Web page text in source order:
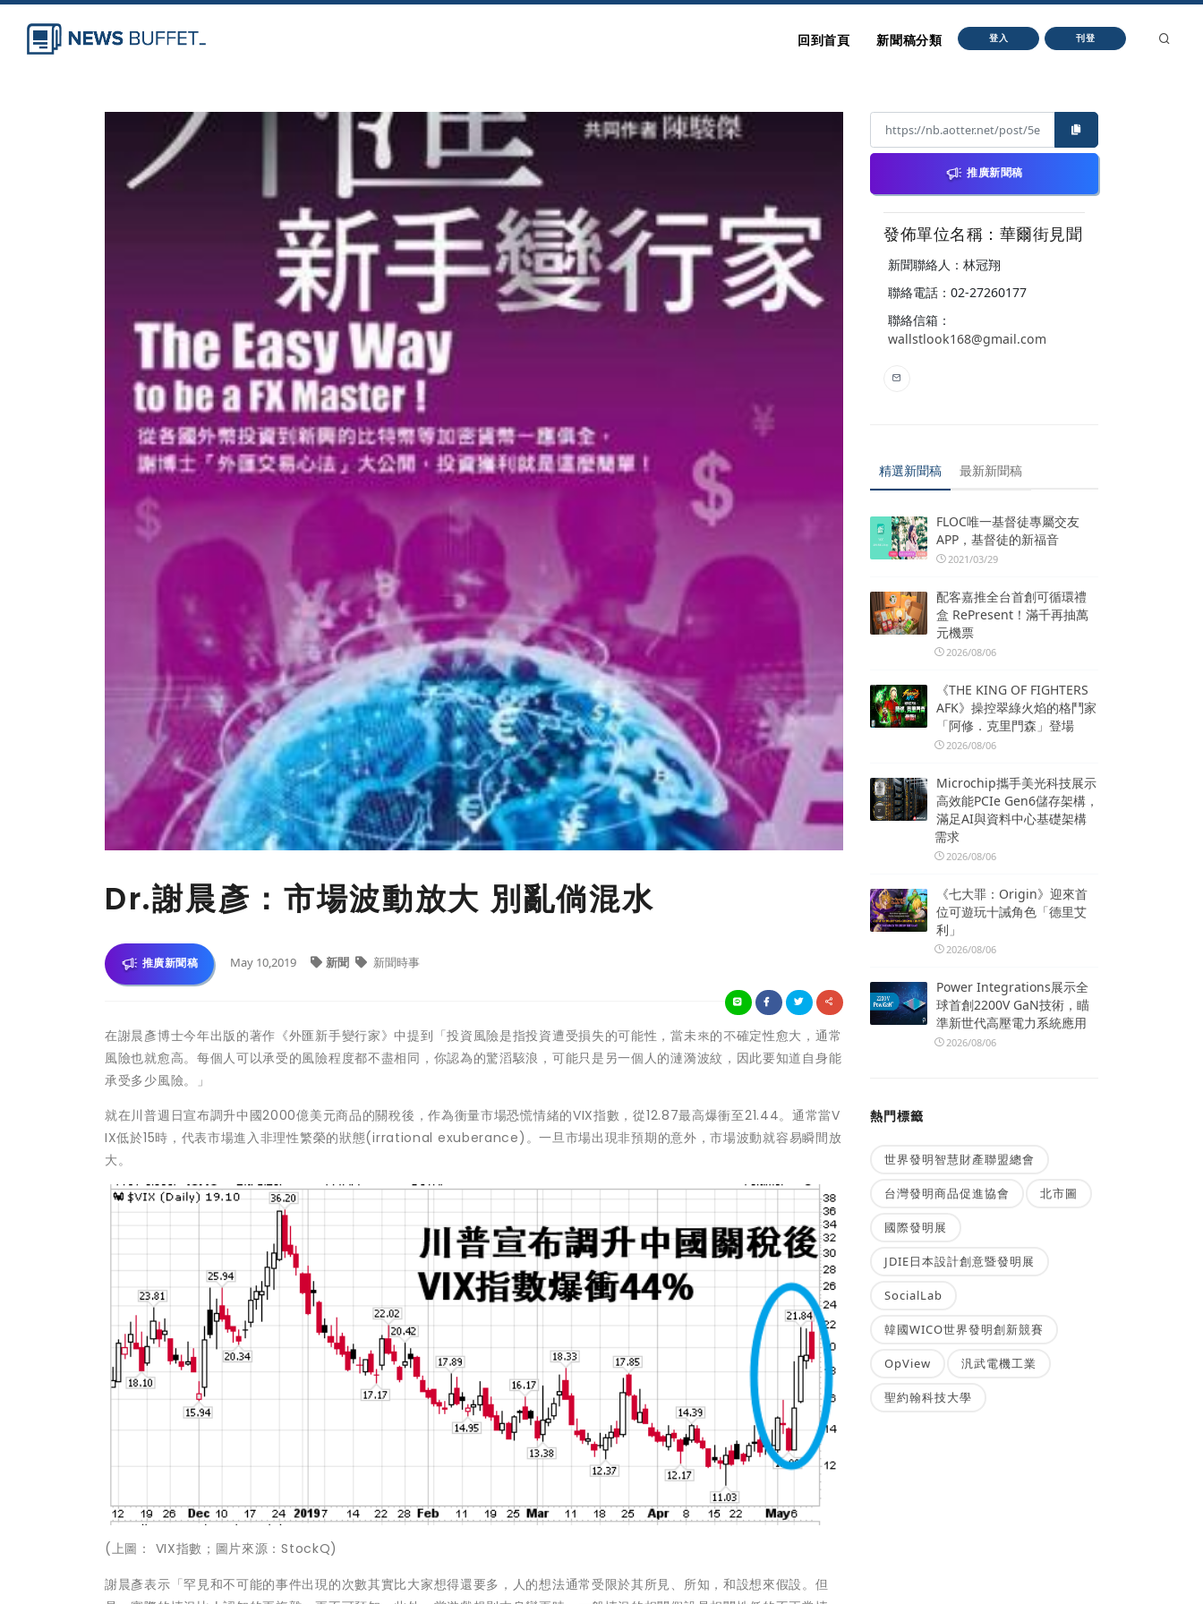
回到首頁 新聞稿分類 登入 刊登
Dr.謝晨彥：市場波動放大 別亂倘混水
推廣新聞稿 May 10,2019 新聞 新聞時事
在謝晨彥博士今年出版的著作《外匯新手變行家》中提到「投資風險是指投資遭受損失的可能性，當未來的不確定性愈大，通常
風險也就愈高。每個人可以承受的風險程度都不盡相同，你認為的驚滔駭浪，可能只是另一個人的漣漪波紋，因此要知道自身能
承受多少風險。」
就在川普週日宣布調升中國2000億美元商品的關稅後，作為衡量市場恐慌情緒的VIX指數，從12.87最高爆衝至21.44。通常當V
IX低於15時，代表市場進入非理性繁榮的狀態(irrational exuberance)。一旦市場出現非預期的意外，市場波動就容易瞬間放
大。
(上圖： VIX指數；圖片來源：StockQ)
謝晨彥表示「罕見和不可能的事件出現的次數其實比大家想得還要多，人的想法通常受限於其所見、所知，和設想來假設。但
推廣新聞稿
發佈單位名稱：華爾街見聞
新聞聯絡人：林冠翔
聯絡電話：02-27260177
聯絡信箱：
wallstlook168@gmail.com
精選新聞稿 最新新聞稿
FLOC唯一基督徒專屬交友
APP，基督徒的新福音
2021/03/29
配客嘉推全台首創可循環禮
盒 RePresent！滿千再抽萬
元機票
2026/08/06
《THE KING OF FIGHTERS
AFK》操控翠綠火焰的格鬥家
「阿修．克里門森」登場
2026/08/06
Microchip攜手美光科技展示
高效能PCIe Gen6儲存架構，
滿足AI與資料中心基礎架構
需求
2026/08/06
《七大罪：Origin》迎來首
位可遊玩十誡角色「德里艾
利」
2026/08/06
Power Integrations展示全
球首創2200V GaN技術，瞄
準新世代高壓電力系統應用
2026/08/06
熱門標籤
世界發明智慧財產聯盟總會
台灣發明商品促進協會 北市圖
國際發明展
JDIE日本設計創意暨發明展
SocialLab
韓國WICO世界發明創新競賽
OpView 汎武電機工業
聖約翰科技大學